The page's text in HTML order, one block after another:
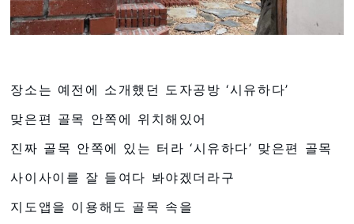
장소는 예전에 소개했던 도자공방 ‘시유하다’
맞은편 골목 안쪽에 위치해있어
진짜 골목 안쪽에 있는 터라 ‘시유하다’ 맞은편 골목
사이사이를 잘 들여다 봐야겠더라구
지도앱을 이용해도 골목 속을